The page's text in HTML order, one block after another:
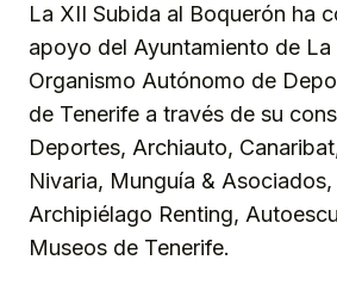
La XII Subida al Boquerón ha
apoyo del Ayuntamiento de La
Organismo Autónomo de
de Tenerife a través de su
Deportes, Archiauto,
Nivaria, Munguía &
Archipiélago Renting,
Museos de Tenerife.